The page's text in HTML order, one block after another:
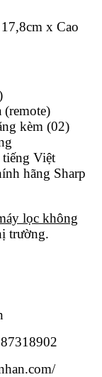
x Cao
kèm (02)
tiếng Việt
hãng Sharp
lọc không
trường.